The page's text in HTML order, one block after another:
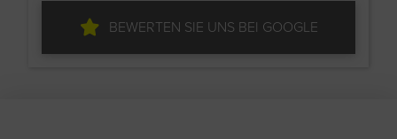
BEWERTEN SIE UNS BEI GOOGLE